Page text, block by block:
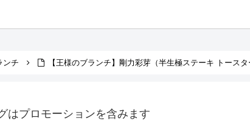
ンチ 【王様のブランチ】剛力彩芽（半生極ステーキ トース
はプロモーションを含みます